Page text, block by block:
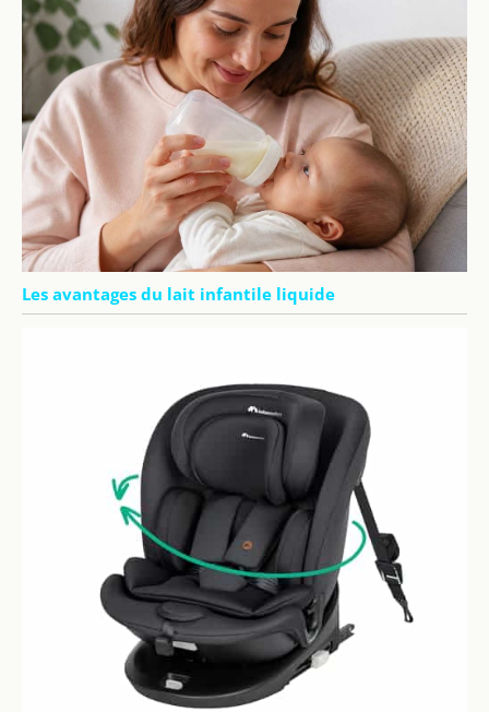
Les avantages du lait infantile liquide